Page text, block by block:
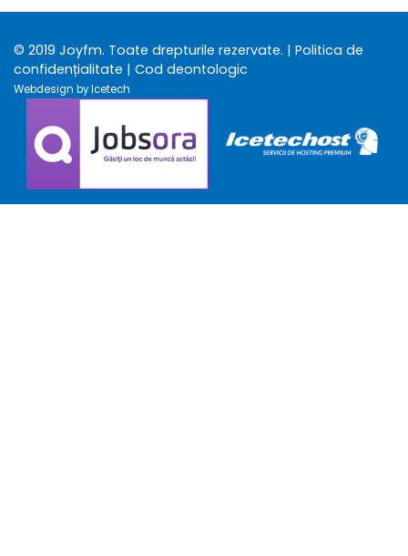
© 2019 Joyfm. Toate drepturile rezervate. | Politica de
confidențialitate | Cod deontologic
Webdesign by Icetech